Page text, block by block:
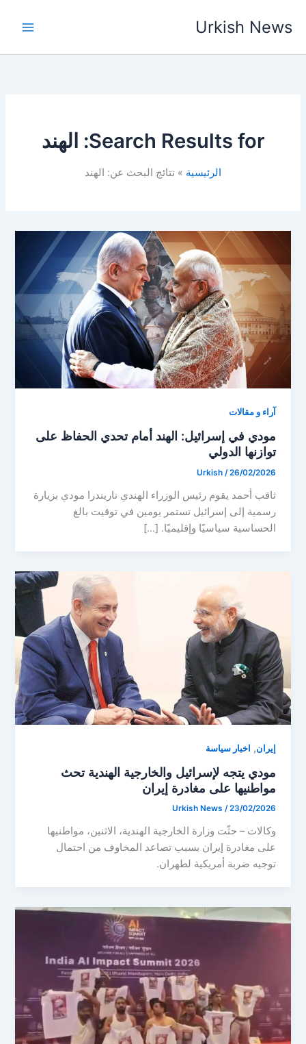
Urkish News
Search Results for: الهند
الرئيسية نتائج البحث عن: الهند
آراء و مقالات
مودي في إسرائيل: الهند أمام تحدي الحفاظ على
توازنها الدولي
Urkish /26/02/2026
ثاقب أحمد يقوم رئيس الوزراء الهندي ناريندرا مودي بزيارة
رسمية إلى إسرائيل تستمر يومين في توقيت بالغ
الحساسية سياسيًا وإقليميًا. […]
إيران, اخبار سياسة
مودي يتجه لإسرائيل والخارجية الهندية تحث
مواطنيها على مغادرة إيران
Urkish News /23/02/2026
وكالات – حثّت وزارة الخارجية الهندية، الاثنين، مواطنيها
على مغادرة إيران بسبب تصاعد المخاوف من احتمال
توجيه ضربة أمريكية لطهران.